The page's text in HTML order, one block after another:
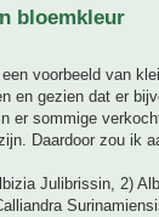
bloemkleur
voorbeeld van
en gezien dat er
er sommige
Daardoor zou ik
Julibrissin, 2)